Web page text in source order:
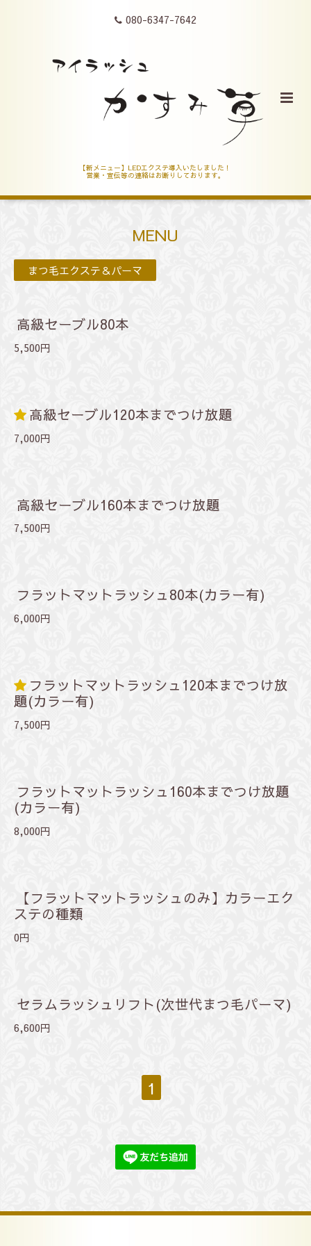
080-6347-7642
【新メニュー】LEDエクステ導入いたしました！
営業・宣伝等の連絡はお断りしております。
MENU
まつ毛エクステ＆パーマ
高級セーブル80本
5,500円
高級セーブル120本までつけ放題
7,000円
高級セーブル160本までつけ放題
7,500円
フラットマットラッシュ80本(カラー有)
6,000円
フラットマットラッシュ120本までつけ放
題(カラー有)
7,500円
フラットマットラッシュ160本までつけ放題
(カラー有)
8,000円
【フラットマットラッシュのみ】カラーエク
ステの種類
0円
セラムラッシュリフト(次世代まつ毛パーマ)
6,600円
1